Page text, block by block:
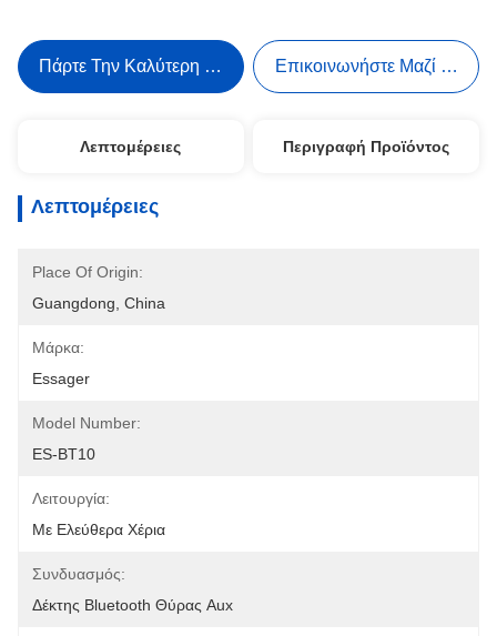
Πάρτε Την Καλύτερη Τιμή Επικοινωνήστε Μαζί Μας
Λεπτομέρειες Περιγραφή Προϊόντος
Λεπτομέρειες
Place Of Origin:
Guangdong, China
Μάρκα:
Essager
Model Number:
ES-BT10
Λειτουργία:
Με Ελεύθερα Χέρια
Συνδυασμός:
Δέκτης Bluetooth Θύρας Aux